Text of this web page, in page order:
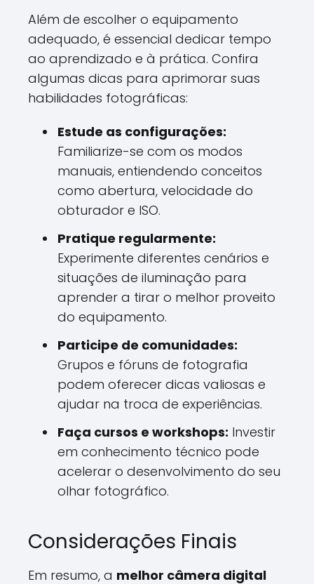
Além de escolher o equipamento
adequado, é essencial dedicar tempo
ao aprendizado e à prática. Confira
algumas dicas para aprimorar suas
habilidades fotográficas:
Estude as configurações:
Familiarize-se com os modos
manuais, entiendendo conceitos
como abertura, velocidade do
obturador e ISO.
Pratique regularmente:
Experimente diferentes cenários e
situações de iluminação para
aprender a tirar o melhor proveito
do equipamento.
Participe de comunidades:
Grupos e fóruns de fotografia
podem oferecer dicas valiosas e
ajudar na troca de experiências.
Faça cursos e workshops: Investir
em conhecimento técnico pode
acelerar o desenvolvimento do seu
olhar fotográfico.
Considerações Finais
Em resumo, a melhor câmera digital